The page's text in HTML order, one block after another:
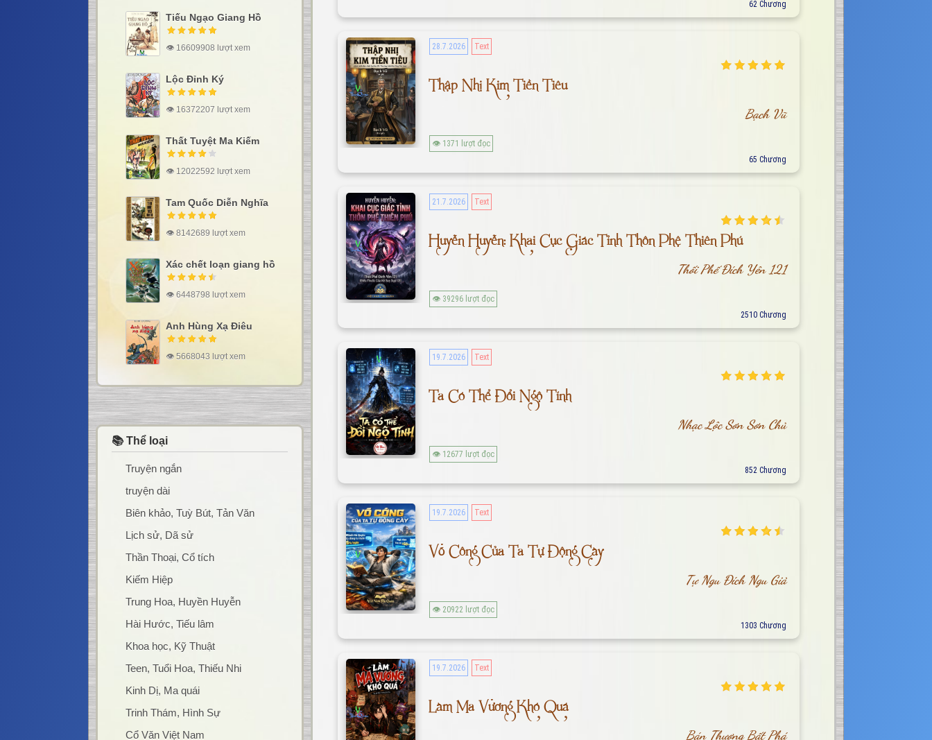
62 Chương
28.7.2026 Text
Thập Nhị Kim Tiền Tiêu
Bạch Vũ
👁 1371 lượt đọc
65 Chương
21.7.2026 Text
Huyễn Huyễn: Khai Cục Giác Tỉnh Thôn Phệ Thiên Phú
Thối Phế Đích Yên 121
👁 39296 lượt đọc
2510 Chương
19.7.2026 Text
Ta Có Thể Đổi Ngộ Tính
Nhạc Lộc Sơn Sơn Chủ
👁 12677 lượt đọc
852 Chương
19.7.2026 Text
Võ Công Của Ta Tự Động Cày
Tự Ngu Đích Ngu Giả
👁 20922 lượt đọc
1303 Chương
19.7.2026 Text
Làm Ma Vương Khó Quá
Bán Thương Bất Phá
Tiếu Ngạo Giang Hồ
👁 16609908 lượt xem
Lộc Đỉnh Ký
👁 16372207 lượt xem
Thất Tuyệt Ma Kiếm
👁 12022592 lượt xem
Tam Quốc Diễn Nghĩa
👁 8142689 lượt xem
Xác chết loạn giang hồ
👁 6448798 lượt xem
Anh Hùng Xạ Điêu
👁 5668043 lượt xem
📚 Thể loại
Truyện ngắn
truyện dài
Biên khảo, Tuỳ Bút, Tản Văn
Lịch sử, Dã sử
Thần Thoại, Cổ tích
Kiếm Hiệp
Trung Hoa, Huyền Huyễn
Hài Hước, Tiếu lâm
Khoa học, Kỹ Thuật
Teen, Tuổi Hoa, Thiếu Nhi
Kinh Dị, Ma quái
Trinh Thám, Hình Sự
Cổ Văn Việt Nam